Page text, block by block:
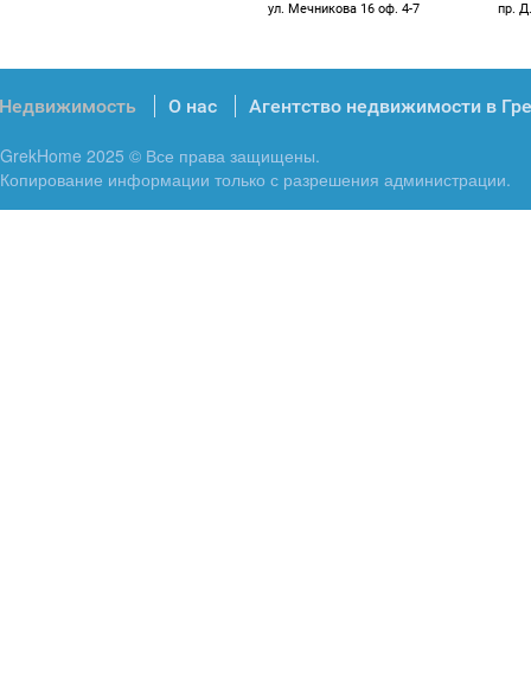
ул. Мечникова 16 оф. 4-7 пр.
Недвижимость О нас Агентство недвижимости в
GrekHome 2025 © Все права защищены.
Копирование информации только с разрешения администрации.